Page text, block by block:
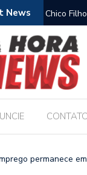
News
30 horas
Chico
permanece